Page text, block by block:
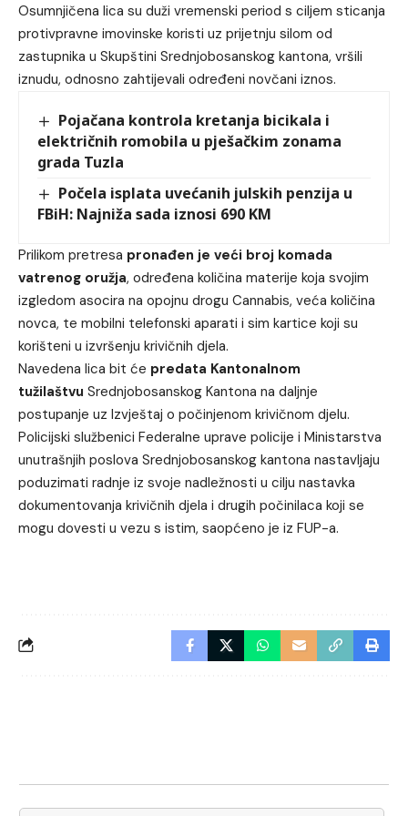
Osumnjičena lica su duži vremenski period s ciljem sticanja
protivpravne imovinske koristi uz prijetnju silom od
zastupnika u Skupštini Srednjobosanskog kantona, vršili
iznudu, odnosno zahtijevali određeni novčani iznos.
Pojačana kontrola kretanja bicikala i
električnih romobila u pješačkim zonama
grada Tuzla
Počela isplata uvećanih julskih penzija u
FBiH: Najniža sada iznosi 690 KM
Prilikom pretresa pronađen je veći broj komada
vatrenog oružja, određena količina materije koja svojim
izgledom asocira na opojnu drogu Cannabis, veća količina
novca, te mobilni telefonski aparati i sim kartice koji su
korišteni u izvršenju krivičnih djela.
Navedena lica bit će predata Kantonalnom
tužilaštvu Srednjobosanskog Kantona na daljnje
postupanje uz Izvještaj o počinjenom krivičnom djelu.
Policijski službenici Federalne uprave policije i Ministarstva
unutrašnjih poslova Srednjobosanskog kantona nastavljaju
poduzimati radnje iz svoje nadležnosti u cilju nastavka
dokumentovanja krivičnih djela i drugih počinilaca koji se
mogu dovesti u vezu s istim, saopćeno je iz FUP-a.